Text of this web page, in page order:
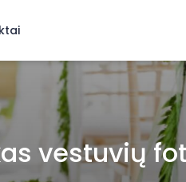
vestuvių